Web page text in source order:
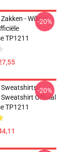
- Wilbur
TP1211
-20%
-
Official
TP1211
-20%